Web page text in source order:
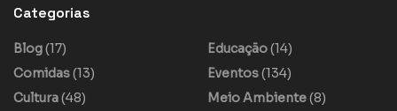
Categorias
Blog(17)
Comidas(13)
Cultura(48)
Educação(14)
Eventos(134)
Meio Ambiente(8)